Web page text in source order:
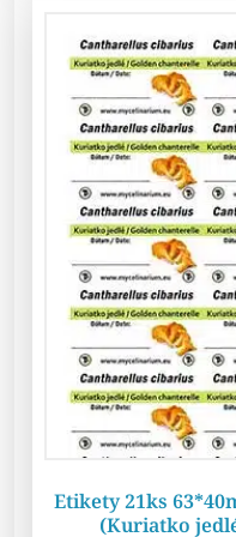
Etikety 21ks
(Kuriatko